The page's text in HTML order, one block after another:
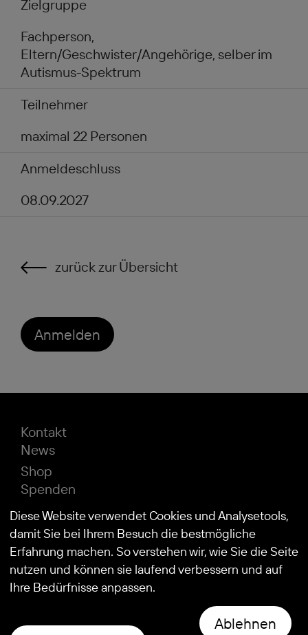
Zielgruppe
Fachperson,
Eltern/Geschwister/Angehörige, selber im
Autismus-Spektrum
Teilnehmer
maximal 22 Personen
Anmeldeschluss
08.09.2027
zurück zur Übersicht
Anmelden
© 2026Stiftung Kind und Autismus
Kontakt
News
Shop
Spenden
Impressum
Datenschutz
Diese Website verwendet Cookies und Analysetools,
damit Sie bei Ihrem Besuch die bestmögliche
Erfahrung machen. So verstehen wir, wie Sie die Seite
nutzen und können sie laufend verbessern und auf
Ihre Bedürfnisse anpassen.
Ablehnen